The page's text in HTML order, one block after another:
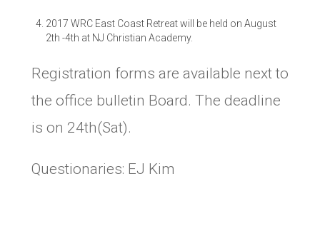
2017 WRC East Coast Retreat will be held on August
2th -4th at NJ Christian Academy.
Registration forms are available next to
the office bulletin Board. The deadline
is on 24th(Sat).
Questionaries: EJ Kim